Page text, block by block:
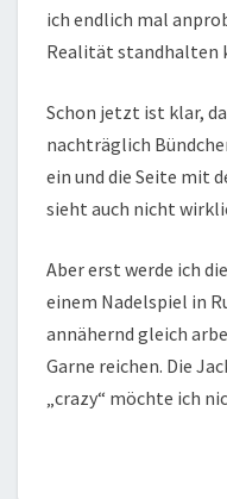
ich endlich mal
Realität standhalten
Schon jetzt ist klar,
nachträglich
ein und die Seite mit
sieht auch nicht
Aber erst werde ich
einem Nadelspiel in
annähernd gleich
Garne reichen. Die
„crazy“ möchte ich